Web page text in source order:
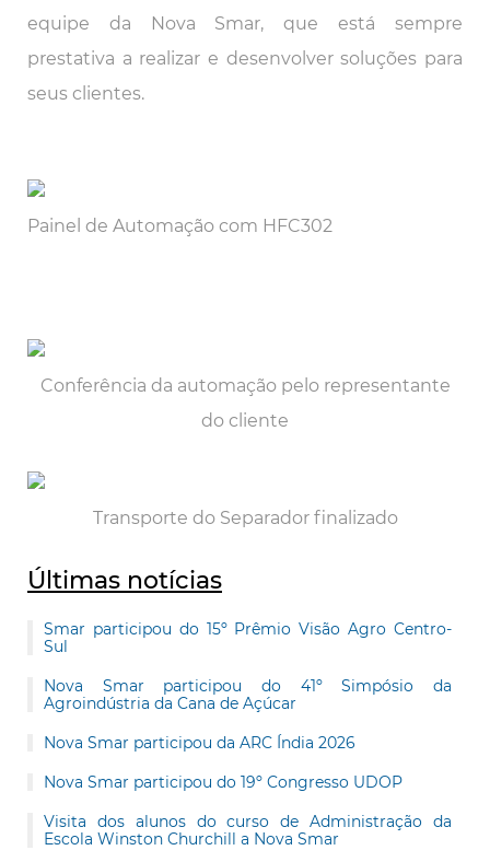
equipe da Nova Smar, que está sempre
prestativa a realizar e desenvolver soluções para
seus clientes.
Painel de Automação com HFC302
Conferência da automação pelo representante
do cliente
Transporte do Separador finalizado
Últimas notícias
Smar participou do 15º Prêmio Visão Agro Centro-
Sul
Nova Smar participou do 41º Simpósio da
Agroindústria da Cana de Açúcar
Nova Smar participou da ARC Índia 2026
Nova Smar participou do 19º Congresso UDOP
Visita dos alunos do curso de Administração da
Escola Winston Churchill a Nova Smar